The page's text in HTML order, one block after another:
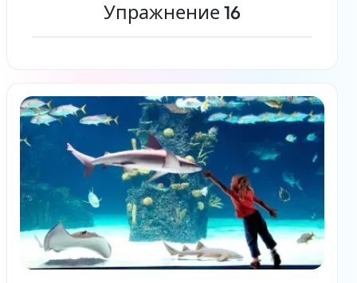
Упражнение 16
Читать дальше